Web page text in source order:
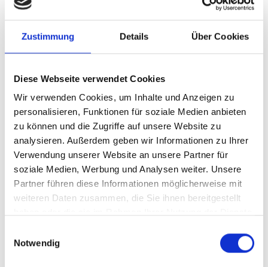
Zustimmung Details Über Cookies
Diese Webseite verwendet Cookies
Wir verwenden Cookies, um Inhalte und Anzeigen zu
personalisieren, Funktionen für soziale Medien anbieten
zu können und die Zugriffe auf unsere Website zu
analysieren. Außerdem geben wir Informationen zu Ihrer
Verwendung unserer Website an unsere Partner für
soziale Medien, Werbung und Analysen weiter. Unsere
Partner führen diese Informationen möglicherweise mit
weiteren Daten zusammen, die Sie ihnen bereitgestellt
Notwendig
SUPERMICRO
Supermicro MCP-220-
SC846B
Produktnummer:
AS-MCP-220-84607-0N
EAN:
672042104161
Hersteller-Nr.:
MCP-220-84607-0N
Hersteller:
SUPERMICRO
Preis auf Anfrage